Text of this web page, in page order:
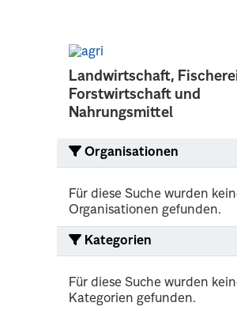
Landwirtschaft,
Forstwirtschaft und
Nahrungsmittel
Organisationen
Für diese Suche wurden
Organisationen gefunden.
Kategorien
Für diese Suche wurden
Kategorien gefunden.